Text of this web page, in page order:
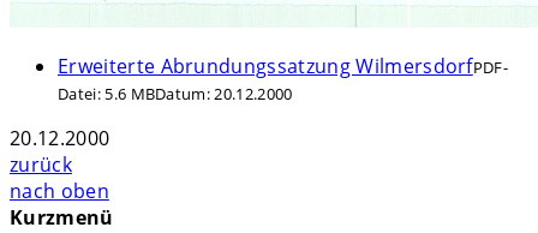
Erweiterte Abrundungssatzung WilmersdorfPDF-
Datei: 5.6 MBDatum:20.12.2000
20.12.2000
zurück
nach oben
Kurzmenü